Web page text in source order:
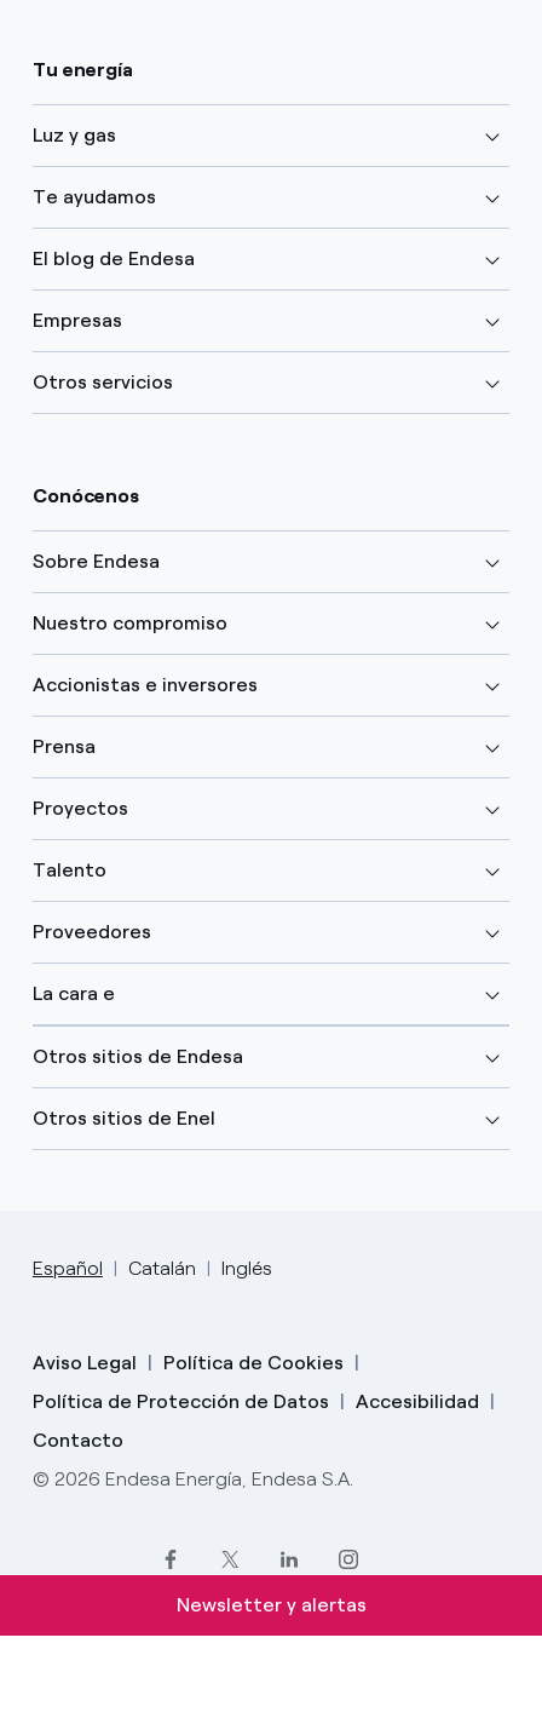
Tu energía
Luz y gas
Te ayudamos
El blog de Endesa
Empresas
Otros servicios
Conócenos
Sobre Endesa
Nuestro compromiso
Accionistas e inversores
Prensa
Proyectos
Talento
Proveedores
La cara e
Otros sitios de Endesa
Otros sitios de Enel
Español Catalán Inglés
Aviso Legal
Política de Cookies
Política de Protección de Datos
Accesibilidad
Contacto
© 2026 Endesa Energía, Endesa S.A.
Newsletter y alertas